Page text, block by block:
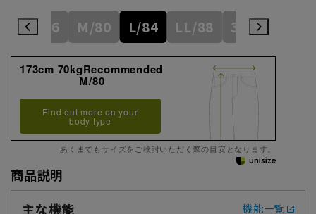
S/76 M/80 L/84 LL/88 3L/92
173cm 70kgRecommended
M/80
Find out more on your
body type
あくまでもサイズをご検討いただく際の目安となります。
商品説明
主な機能
機能一覧